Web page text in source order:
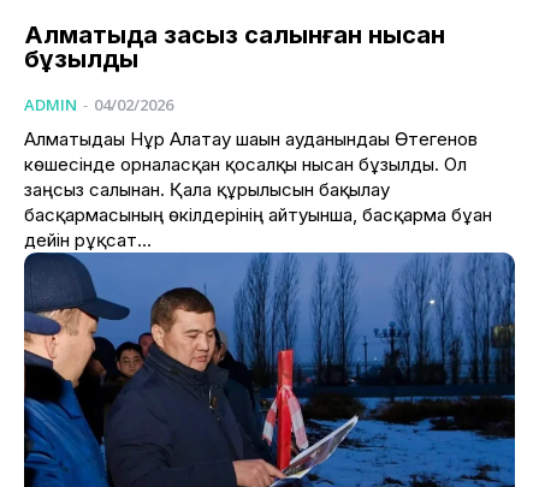
Алматыда заңсыз салынған нысан
бұзылды
ADMIN - 04/02/2026
Алматыдағы Нұр Алатау шағын ауданындағы Өтегенов
көшесінде орналасқан қосалқы нысан бұзылды. Ол
заңсыз салынған. Қала құрылысын бақылау
басқармасының өкілдерінің айтуынша, басқарма бұған
дейін рұқсат...